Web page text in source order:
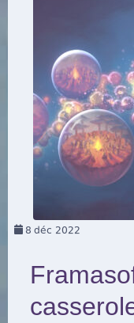
8 déc 2022